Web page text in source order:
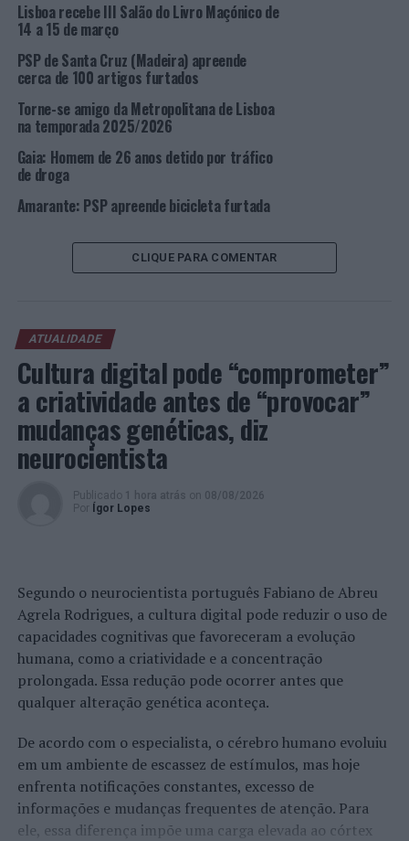
advertido para cessar tal comportamento, chegando,
mesmo, a agredir um dos polícias, momento esse em que
lhe foi dada voz de detenção.
O Polícia agredido necessitou de se deslocar ao hospital
para receber tratamento hospitalar, tendo tido alta
instantes depois.
O detido recolheu às celas de detenção deste Comando
Metropolitano de Lisboa, a fim de se assegurar a sua
Foto: DR.
LISBOA
PSP
PRÓXIMO
Lisboa: Três Jovens menores detidos por roubo
NÃO PERCA
Anadia: Centro de Recolha Oficial de Animais de
Companhia inaugura dia 11 de março
Lisboa recebe III Salão do Livro Maçónico de
14 a 15 de março
PSP de Santa Cruz (Madeira) apreende
cerca de 100 artigos furtados
Torne-se amigo da Metropolitana de Lisboa
na temporada 2025/2026
Gaia: Homem de 26 anos detido por tráfico
de droga
Amarante: PSP apreende bicicleta furtada
CLIQUE PARA COMENTAR
ATUALIDADE
Cultura digital pode “comprometer”
a criatividade antes de “provocar”
mudanças genéticas, diz
neurocientista
Publicado 1 hora atrás on 08/08/2026
Por
Ígor Lopes
Segundo o neurocientista português Fabiano de Abreu
Agrela Rodrigues, a cultura digital pode reduzir o uso de
capacidades cognitivas que favoreceram a evolução
humana, como a criatividade e a concentração
prolongada. Essa redução pode ocorrer antes que
qualquer alteração genética aconteça.
De acordo com o especialista, o cérebro humano evoluiu
em um ambiente de escassez de estímulos, mas hoje
enfrenta notificações constantes, excesso de
informações e mudanças frequentes de atenção. Para
ele, essa diferença impõe uma carga elevada ao córtex